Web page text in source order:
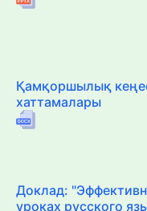
Қамқоршылық
хаттамалары
Доклад:
уроках русского